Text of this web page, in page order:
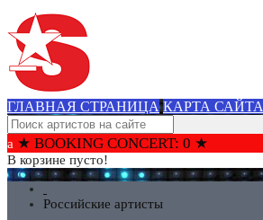
ГЛАВНАЯ СТРАНИЦА КАРТА САЙТА
★ BOOKING CONCERT: 0 ★
В корзине пусто!
Российские артисты